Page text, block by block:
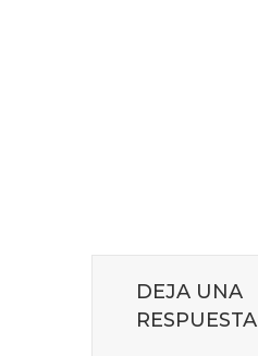
DEJA UNA
RESPUESTA